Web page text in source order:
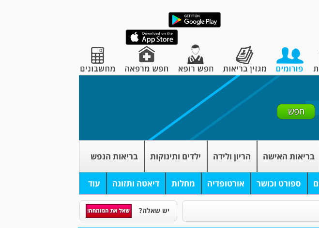
בריאות האישה הריון ולידה ילדים ותינוקות בריאות הנפש
ספורט וכושר אורטופדיה מחלות דיאטה ותזונה עוד
יש שאלה?